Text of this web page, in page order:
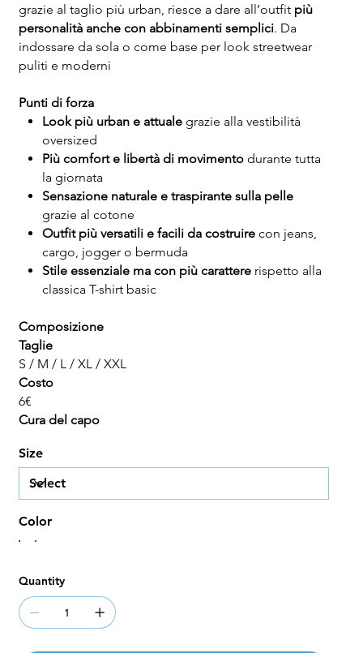
grazie al taglio più urban, riesce a dare all’outfit più
personalità anche con abbinamenti semplici. Da
indossare da sola o come base per look streetwear
puliti e moderni
Punti di forza
Look più urban e attualegrazie alla vestibilità
oversized
Più comfort e libertà di movimentodurante tutta
la giornata
Sensazione naturale e traspirante sulla pelle
grazie al cotone
Outfit più versatili e facili da costruirecon jeans,
cargo, jogger o bermuda
Stile essenziale ma con più carattererispetto alla
classica T-shirt basic
Composizione
Taglie
S / M / L / XL / XXL
Costo
6€
Cura del capo
Size
Color
Quantity